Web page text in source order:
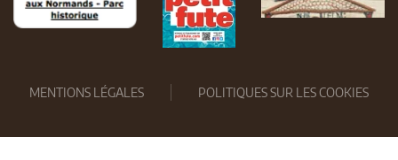
MENTIONS LÉGALES POLITIQUES SUR LES COOKIES